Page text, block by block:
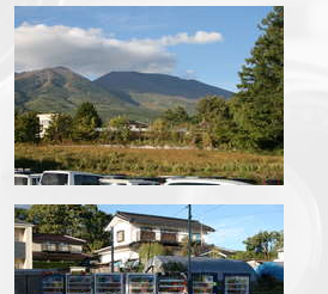
IMG_6979.JPG
IMG_6981.JPG